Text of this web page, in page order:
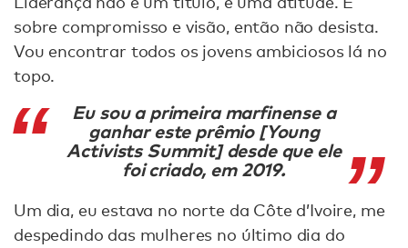
sobre compromisso e visão, então não desista.
Vou encontrar todos os jovens ambiciosos lá no
topo.
Eu sou a primeira marfinense a
ganhar este prêmio [Young
Activists Summit] desde que ele
foi criado, em 2019.
Um dia, eu estava no norte da Côte d’Ivoire, me
despedindo das mulheres no último dia do